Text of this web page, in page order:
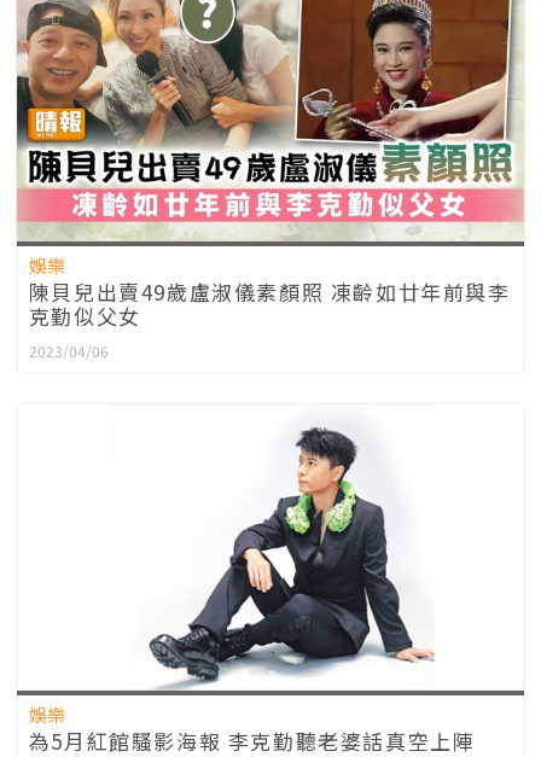
娛樂
陳貝兒出賣49歲盧淑儀素顏照 凍齡如廿年前與李
克勤似父女
2023/04/06
娛樂
為5月紅館騷影海報 李克勤聽老婆話真空上陣